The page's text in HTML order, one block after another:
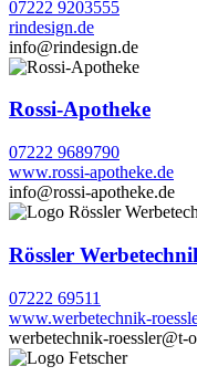
07222 9203555
rindesign.de
info@rindesign.de
Rossi-Apotheke
07222 9689790
www.rossi-apotheke.de
info@rossi-apotheke.de
Rössler
07222 69511
www.werbetechnik-
werbetechnik-roessler@t-